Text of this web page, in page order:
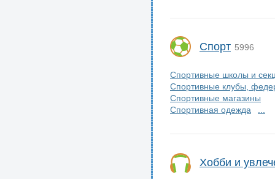
Спорт 5996
Спортивные школы и
Спортивные клубы,
Спортивные магазины
Спортивная одежда
Хобби и